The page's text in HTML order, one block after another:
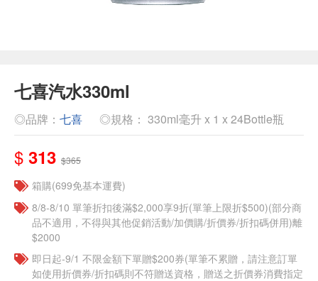
七喜汽水330ml
◎品牌： 七喜 ◎規格： 330ml毫升 x 1 x 24Bottle瓶
$ 313 $365
箱購(699免基本運費)
8/8-8/10 單筆折扣後滿$2,000享9折(單筆上限折$500)(部分商
品不適用，不得與其他促銷活動/加價購/折價券/折扣碼併用)離
$2000
即日起-9/1 不限金額下單贈$200券(單筆不累贈，請注意訂單
如使用折價券/折扣碼則不符贈送資格，贈送之折價券消費指定